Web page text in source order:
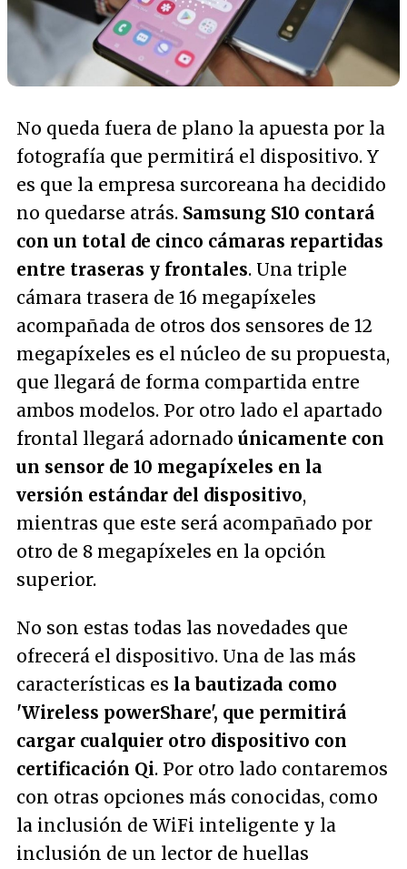
No queda fuera de plano la apuesta por la
fotografía que permitirá el dispositivo. Y
es que la empresa surcoreana ha decidido
no quedarse atrás. Samsung S10 contará
con un total de cinco cámaras repartidas
entre traseras y frontales. Una triple
cámara trasera de 16 megapíxeles
acompañada de otros dos sensores de 12
megapíxeles es el núcleo de su propuesta,
que llegará de forma compartida entre
ambos modelos. Por otro lado el apartado
frontal llegará adornado únicamente con
un sensor de 10 megapíxeles en la
versión estándar del dispositivo,
mientras que este será acompañado por
otro de 8 megapíxeles en la opción
superior.
No son estas todas las novedades que
ofrecerá el dispositivo. Una de las más
características es la bautizada como
'Wireless powerShare', que permitirá
cargar cualquier otro dispositivo con
certificación Qi. Por otro lado contaremos
con otras opciones más conocidas, como
la inclusión de WiFi inteligente y la
inclusión de un lector de huellas